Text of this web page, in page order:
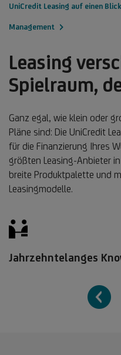
UniCredit Leasing auf einen Blick
Management
Leasing
Spielraum,
Ganz egal, wie klein oder
Pläne sind: Die UniCredit
für die Finanzierung Ihres
größten Leasing-Anbieter
breite Produktpalette und
Leasingmodelle.
Jahrzehntelanges